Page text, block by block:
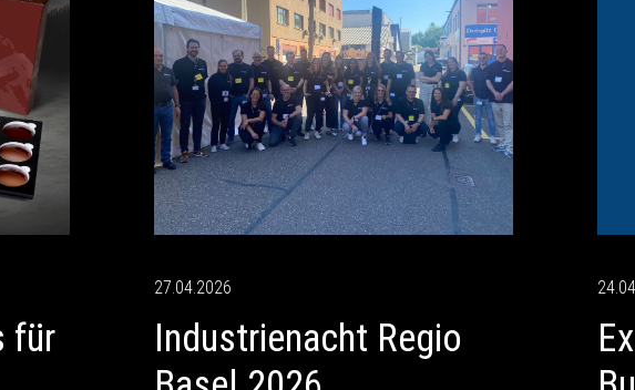
für
27.04.2026
Industrienacht Regio